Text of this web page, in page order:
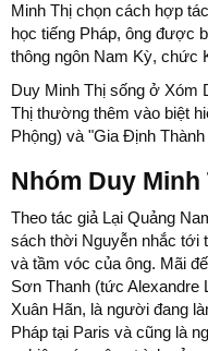
Minh Thị chọn cách hợp
học tiếng Pháp, ông được
thông ngôn Nam Kỳ, chức
Duy Minh Thị sống ở Xóm
Thị thường thêm vào biệt
Phộng) và "Gia Định
Nhóm Duy Minh
Theo tác giả Lại Quảng
sách thời Nguyễn nhắc tới
và tầm vóc của ông. Mãi
Sơn Thanh (tức Alexandre
Xuân Hãn, là người đang
Pháp tại Paris và cũng là